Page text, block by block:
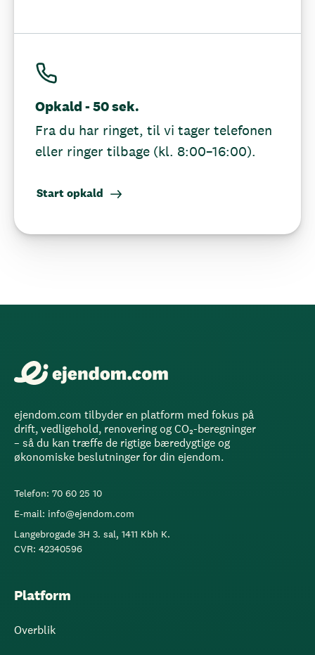
Opkald - 50 sek.
Fra du har ringet, til vi tager telefonen
eller ringer tilbage (kl. 8:00–16:00).
Start opkald
ejendom.com tilbyder en platform med fokus på
drift, vedligehold, renovering og CO₂-beregninger
– så du kan træffe de rigtige bæredygtige og
økonomiske beslutninger for din ejendom.
Telefon: 70 60 25 10
E-mail: info@ejendom.com
Langebrogade 3H 3. sal, 1411 Kbh K.
CVR: 42340596
Platform
Overblik